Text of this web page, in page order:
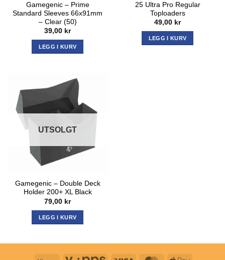
Gamegenic – Prime
Standard Sleeves 66x91mm
– Clear (50)
39,00 kr
LEGG I KURV
25 Ultra Pro Regular
Toploaders
49,00 kr
LEGG I KURV
UTSOLGT
Gamegenic – Double Deck
Holder 200+ XL Black
79,00 kr
LEGG I KURV